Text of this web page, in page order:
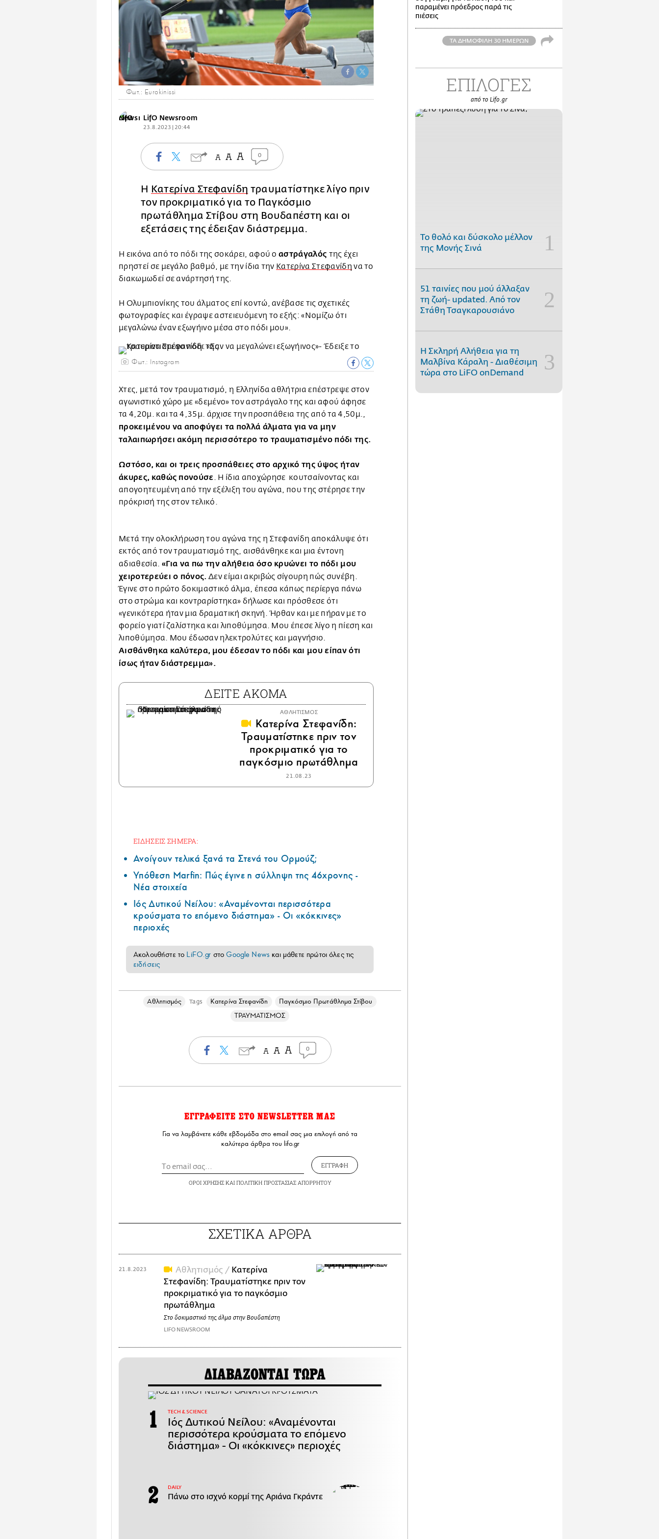
Φωτ.: Eurokinissi
LifO Newsroom
23.8.2023 | 20:44
0
Η Κατερίνα Στεφανίδη τραυματίστηκε λίγο πριν
τον προκριματικό για το Παγκόσμιο
πρωτάθλημα Στίβου στη Βουδαπέστη και οι
εξετάσεις της έδειξαν διάστρεμμα.
Η εικόνα από το πόδι της σοκάρει, αφού οαστράγαλός της έχει
πρηστεί σε μεγάλο βαθμό, με την ίδια την Κατερίνα Στεφανίδη να το
διακωμωδεί σε ανάρτησή της.
Η Ολυμπιονίκης του άλματος επί κοντώ, ανέβασε τις σχετικές
φωτογραφίες και έγραψε αστειευόμενη το εξής: «Νομίζω ότι
μεγαλώνω έναν εξωγήινο μέσα στο πόδι μου».
Φωτ.: Instagram
Χτες, μετά τον τραυματισμό, η Ελληνίδα αθλήτρια επέστρεψε στον
αγωνιστικό χώρο με «δεμένο» τον αστράγαλο της και αφού άφησε
τα 4,20μ. και τα 4,35μ. άρχισε την προσπάθεια της από τα 4,50μ.,
προκειμένου να αποφύγει τα πολλά άλματα για να μην
ταλαιπωρήσει ακόμη περισσότερο το τραυματισμένο πόδι της.
Ωστόσο, και οι τρεις προσπάθειες στο αρχικό της ύψος ήταν
άκυρες, καθώς πονούσε. Η ίδια αποχώρησε κουτσαίνοντας και
απογοητευμένη από την εξέλιξη του αγώνα, που της στέρησε την
πρόκρισή της στον τελικό.
Μετά την ολοκλήρωση του αγώνα της η Στεφανίδη αποκάλυψε ότι
εκτός από τον τραυματισμό της, αισθάνθηκε και μια έντονη
αδιαθεσία. «Για να πω την αλήθεια όσο κρυώνει το πόδι μου
χειροτερεύει ο πόνος.Δεν είμαι ακριβώς σίγουρη πώς συνέβη.
Έγινε στο πρώτο δοκιμαστικό άλμα, έπεσα κάπως περίεργα πάνω
στο στρώμα και κοντραρίστηκα» δήλωσε και πρόσθεσε ότι
«γενικότερα ήταν μια δραματική σκηνή. Ήρθαν και με πήραν με το
φορείο γιατί ζαλίστηκα και λιποθύμησα. Μου έπεσε λίγο η πίεση και
λιποθύμησα. Μου έδωσαν ηλεκτρολύτες και μαγνήσιο.
Αισθάνθηκα καλύτερα, μου έδεσαν το πόδι και μου είπαν ότι
ίσως ήταν διάστρεμμα».
ΔΕΙΤΕ ΑΚΟΜΑ
ΑΘΛΗΤΙΣΜΟΣ
Κατερίνα Στεφανίδη:
Τραυματίστηκε πριν τον
προκριματικό για το
παγκόσμιο πρωτάθλημα
21.08.23
ΕΙΔΗΣΕΙΣ ΣΗΜΕΡΑ:
Ανοίγουν τελικά ξανά τα Στενά του Ορμούζ;
Υπόθεση Marfin: Πώς έγινε η σύλληψη της 46χρονης -
Νέα στοιχεία
Ιός Δυτικού Νείλου: «Αναμένονται περισσότερα
κρούσματα το επόμενο διάστημα» - Οι «κόκκινες»
περιοχές
Ακολουθήστε το LiFO.gr στοGoogle News και μάθετε πρώτοι όλες τις
ειδήσεις
Αθλητισμός Tags Κατερίνα Στεφανίδη
Παγκόσμιο Πρωτάθλημα Στίβου
ΤΡΑΥΜΑΤΙΣΜΟΣ
0
ΕΓΓΡΑΦΕΙΤΕ ΣΤΟ NEWSLETTER ΜΑΣ
Για να λαμβάνετε κάθε εβδομάδα στο email σας μια επιλογή από τα
καλύτερα άρθρα του lifo.gr
ΕΓΓΡΑΦΗ
ΟΡΟΙ ΧΡΗΣΗΣΚΑΙ ΠΟΛΙΤΙΚΗ ΠΡΟΣΤΑΣΙΑΣ ΑΠΟΡΡΗΤΟΥ
ΣΧΕΤΙΚΑ ΑΡΘΡΑ
Αθλητισμός / Κατερίνα
Στεφανίδη: Τραυματίστηκε πριν τον
προκριματικό για το παγκόσμιο
πρωτάθλημα
Στο δοκιμαστικό της άλμα στην Βουδαπέστη
LIFO NEWSROOM
21.8.2023
ΔΙΑΒΑΖΟΝΤΑΙ ΤΩΡΑ
ΤECH & SCIENCE
Ιός Δυτικού Νείλου: «Αναμένονται
περισσότερα κρούσματα το επόμενο
διάστημα» - Οι «κόκκινες» περιοχές
DAILY
Πάνω στο ισχνό κορμί της Αριάνα Γκράντε
παραμένει πρόεδρος παρά τις
πιέσεις
ΤΑ ΔΗΜΟΦΙΛΗ 30 ΗΜΕΡΩΝ
ΕΠΙΛΟΓΕΣ
από το Lifo.gr
Το θολό και δύσκολο μέλλον
της Μονής Σινά
51 ταινίες που μού άλλαξαν
τη ζωή- updated. Aπό τον
Στάθη Τσαγκαρουσιάνο
Η Σκληρή Αλήθεια για τη
Μαλβίνα Κάραλη - Διαθέσιμη
τώρα στo LiFO onDemand